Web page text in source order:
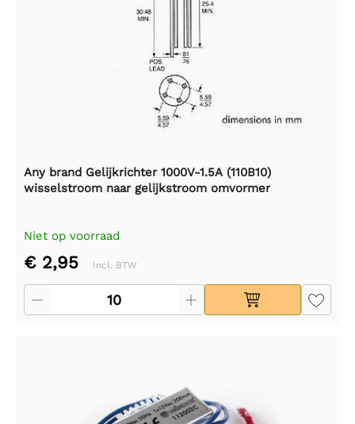
Any brand Gelijkrichter 1000V-1.5A (110B10)
wisselstroom naar gelijkstroom omvormer
Niet op voorraad
€ 2,95 Incl. BTW